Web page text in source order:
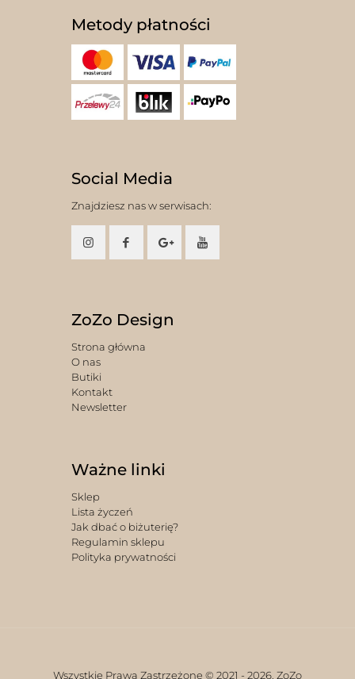
Metody płatności
Social Media
Znajdziesz nas w serwisach:
ZoZo Design
Strona główna
O nas
Butiki
Kontakt
Newsletter
Ważne linki
Sklep
Lista życzeń
Jak dbać o biżuterię?
Regulamin sklepu
Polityka prywatności
Wszystkie Prawa Zastrzeżone © 2021 - 2026. ZoZo